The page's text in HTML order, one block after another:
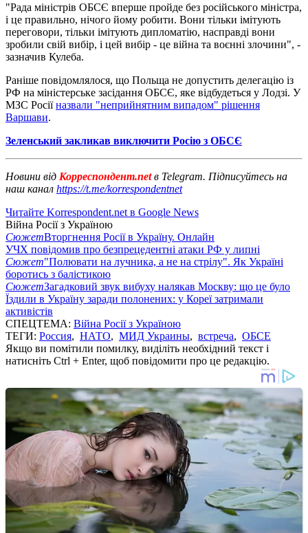
"Рада міністрів ОБСЄ вперше пройде без російського міністра,
і це правильно, нічого йому робити. Вони тільки імітують
переговори, тільки імітують дипломатію, насправді вони
зробили свій вибір, і цей вибір - це війна та воєнні злочини", -
зазначив Кулеба.
Раніше повідомлялося, що Польща не допустить делегацію із
РФ на міністерське засідання ОБСЄ, яке відбудеться у Лодзі. У
МЗС Росіїназвали "неприйнятним випадом" рішення
Варшави.
Зеленський закликав виключити Росію з ОБСЄ
Новини від Корреспондент.netв Telegram. Підписуйтесь на
наш канал https://t.me/korrespondentnet
Читайте Korrespondent.net в Google News
Війна Росії з Україною
СюжетВторгнення Росії в Україну. Онлайн
УЧХ повідомив про безпрецедентні атаки РФ у липні
Сюжет"Полювати на лучника, а не на стрілу". Як Україні
боротись з балістикою
СюжетЗагадковий звук вибуху налякав Москву: що це було
Їздили в Україну заради полонених: у Кореї затримали
активістів
СПЕЦТЕМА: Війна Росії з Україною
ТЕГИ: Россия, НАТО, МИД Украины, встреча, ОБСЕ
Якщо ви помітили помилку, виділіть необхідний текст і
натисніть Ctrl + Enter, щоб повідомити про це редакцію.